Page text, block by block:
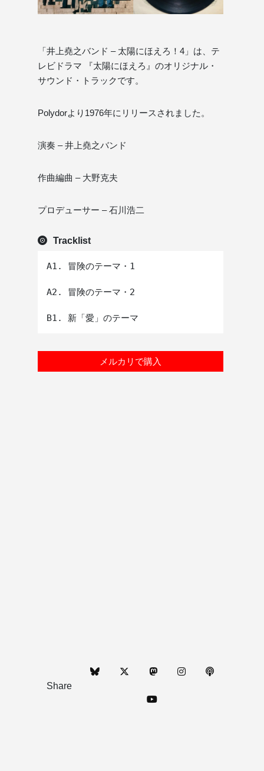
「井上堯之バンド – 太陽にほえろ！4」は、テ
レビドラマ 『太陽にほえろ』のオリジナル・
サウンド・トラックです。
Polydorより1976年にリリースされました。
演奏 – 井上堯之バンド
作曲編曲 – 大野克夫
プロデューサー – 石川浩二
Tracklist
A1. 冒険のテーマ・1
A2. 冒険のテーマ・2
メルカリで購入
Share